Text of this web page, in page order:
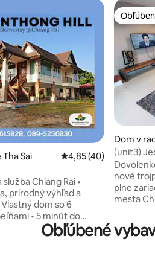
Sai Priemerné
4,85 (40)
Chiang Rai •
prírodný výhľad a
dom so 6
• 5 minút do
• V blízkosti turistických
dostanete dnu a von. •
Dom v
ste
(unit3)
Style
nové
plne
mesta
nočného
Obľúbené